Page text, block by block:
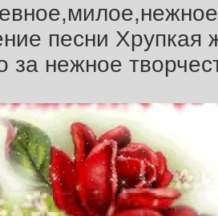
песни
за нежное